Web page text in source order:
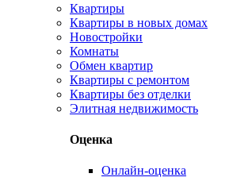
Квартиры
Квартиры в новых домах
Новостройки
Комнаты
Обмен квартир
Квартиры с ремонтом
Квартиры без отделки
Элитная недвижимость
Оценка
Онлайн-оценка